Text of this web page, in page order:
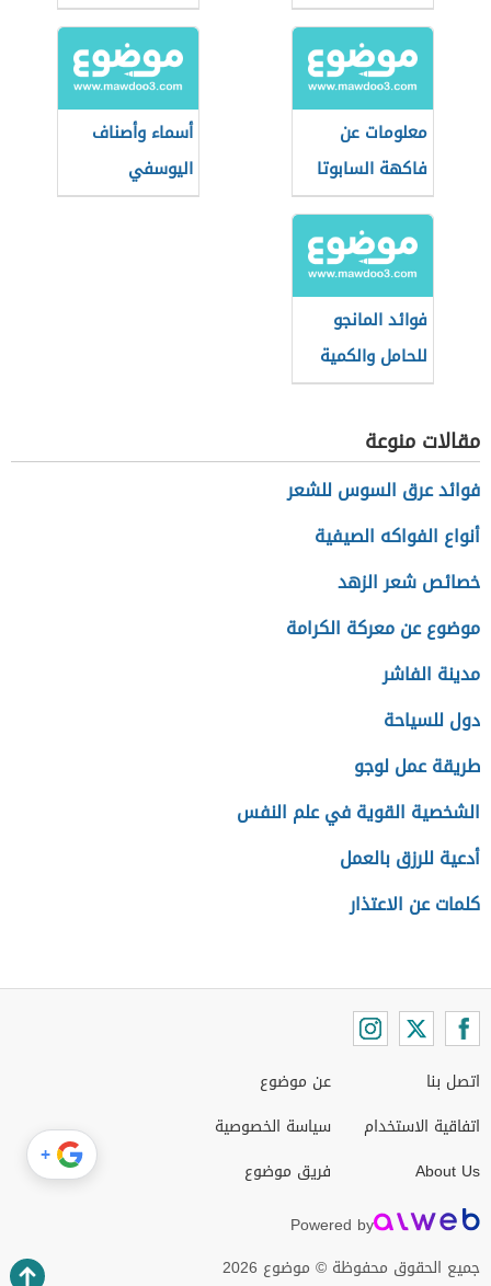
معلومات عن
فاكهة السابوتا
أسماء وأصناف
اليوسفي
فوائد المانجو
للحامل والكمية
المسموح بها
مقالات منوعة
فوائد عرق السوس للشعر
أنواع الفواكه الصيفية
خصائص شعر الزهد
موضوع عن معركة الكرامة
مدينة الفاشر
دول للسياحة
طريقة عمل لوجو
الشخصية القوية في علم النفس
أدعية للرزق بالعمل
كلمات عن الاعتذار
اتصل بنا
اتفاقية الاستخدام
About Us
عن موضوع
سياسة الخصوصية
فريق موضوع
Powered by
جميع الحقوق محفوظة © موضوع 2026
+